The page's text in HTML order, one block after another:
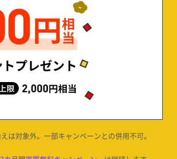
対象外。一部キャンペーンとの併用不可。